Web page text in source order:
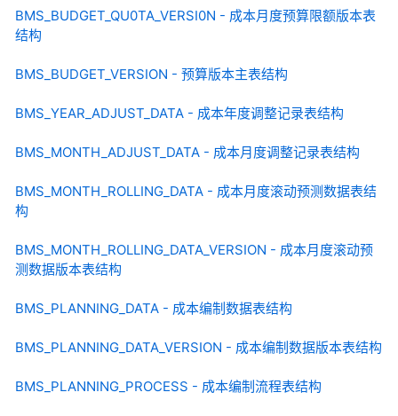
BMS_BUDGET_QU0TA_VERSI0N - 成本月度预算限额版本表
结构
BMS_BUDGET_VERSION - 预算版本主表结构
BMS_YEAR_ADJUST_DATA - 成本年度调整记录表结构
BMS_MONTH_ADJUST_DATA - 成本月度调整记录表结构
BMS_MONTH_ROLLING_DATA - 成本月度滚动预测数据表结
构
BMS_MONTH_ROLLING_DATA_VERSION - 成本月度滚动预
测数据版本表结构
BMS_PLANNING_DATA - 成本编制数据表结构
BMS_PLANNING_DATA_VERSION - 成本编制数据版本表结构
BMS_PLANNING_PROCESS - 成本编制流程表结构